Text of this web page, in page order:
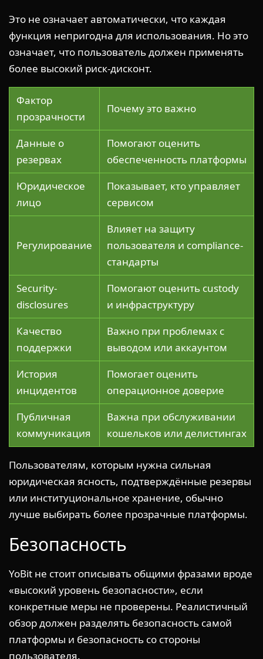
Это не означает автоматически, что каждая
функция непригодна для использования. Но это
означает, что пользователь должен применять
более высокий риск-дисконт.
Фактор
прозрачности
Почему это важно
Данные о
резервах
Помогают оценить
обеспеченность платформы
Юридическое
лицо
Показывает, кто управляет
сервисом
Регулирование
Влияет на защиту
пользователя и compliance-
стандарты
Security-
disclosures
Помогают оценить custody
и инфраструктуру
Качество
поддержки
Важно при проблемах с
выводом или аккаунтом
История
инцидентов
Помогает оценить
операционное доверие
Публичная
коммуникация
Важна при обслуживании
кошельков или делистингах
Пользователям, которым нужна сильная
юридическая ясность, подтверждённые резервы
или институциональное хранение, обычно
лучше выбирать более прозрачные платформы.
Безопасность
YoBit не стоит описывать общими фразами вроде
«высокий уровень безопасности», если
конкретные меры не проверены. Реалистичный
обзор должен разделять безопасность самой
платформы и безопасность со стороны
пользователя.